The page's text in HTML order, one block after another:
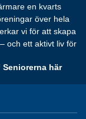
en kvarts
över hela
vi för att skapa
och ett aktivt liv för
Seniorerna här